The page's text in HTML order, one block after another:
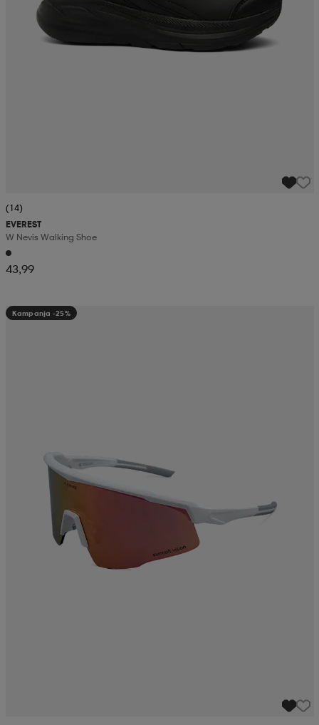
(14)
EVEREST
W Nevis Walking Shoe
43,99
Kampanja -25%